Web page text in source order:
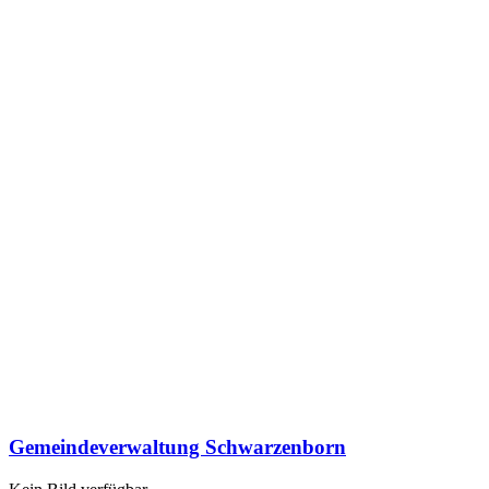
Gemeindeverwaltung Schwarzenborn